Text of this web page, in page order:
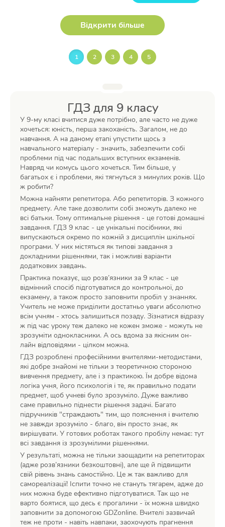
Відкрити більше
1 2 3 4 5
ГДЗ для 9 класу
У 9-му класі вчитися дуже потрібно, але часто не дуже
хочеться: юність, перша закоханість. Загалом, не до
навчання. А на даному етапі упустити щось з
навчального матеріалу - значить, забезпечити собі
проблеми під час подальших вступних екзаменів.
Навряд чи комусь цього хочеться. Тим більше, у
багатьох є і проблеми, які тягнуться з минулих років. Що
ж робити?
Можна найняти репетитора. Або репетиторів. З кожного
предмету. Але таке дозволити собі зможуть далеко не
всі батьки. Тому оптимальне рішення - це готові домашні
завдання. ГДЗ 9 клас - це унікальні посібники, які
випускаються окремо по кожній з дисциплін шкільної
програми. У них містяться як типові завдання з
докладними рішеннями, так і можливі варіанти
додаткових завдань.
Практика показує, що розв’язники за 9 клас - це
відмінний спосіб підготуватися до контрольної, до
екзамену, а також просто заповнити пробіл у знаннях.
Учитель не може приділити достатньо уваги абсолютно
всім учням - хтось залишиться позаду. Зізнатися відразу
ж під час уроку теж далеко не кожен зможе - можуть не
зрозуміти однокласники. А ось вдома за якісним он-
лайн відповідями - цілком можна.
ГДЗ розроблені професійними вчителями-методистами,
які добре знайомі не тільки з теоретичною стороною
вивчення предмету, але і з практикою. Їм добре відома
логіка учня, його психологія і те, як правильно подати
предмет, щоб учневі було зрозуміло. Дуже важливо
саме правильно піднести рішення задачі. Багато
підручників "страждають" тим, що пояснення і вчителю
не завжди зрозуміло - благо, він просто знає, як
вирішувати. У готових роботах такого пробілу немає: тут
всі завдання із зрозумілими рішеннями.
У результаті, можна не тільки заощадити на репетиторах
(адже розв’язники безкоштовні), але ще й підвищити
свій рівень знань самостійно. Це ж так важливо для
самореалізації! Іспити точно не стануть тягарем, адже до
них можна буде ефективно підготуватися. Так що не
варто боятися, що десь є прогалини - їх можна швидко
заповнити за допомогою GDZonline. Вчителі зазвичай
теж не проти - навіть навпаки, заохочують прагнення